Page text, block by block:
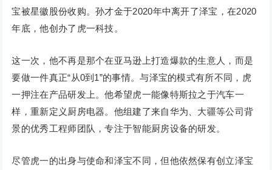
宝被星徽股份收购。孙才金于2020年中离开了泽宝，在2020
年底，他创办了虎一科技。
这一次，他不再是那个在亚马逊上打造爆款的生意人，而是
要做一件真正“从0到1”的事情。与泽宝的模式有所不同，虎
一押注在产品研发上。他希望虎一能像特斯拉之于汽车一
样，重新定义厨房电器。他组建了来自华为、大疆等公司背
景的优秀工程师团队，专注于智能厨房设备的研发。
尽管虎一的出身与使命和泽宝不同，但他依然保有创立泽宝